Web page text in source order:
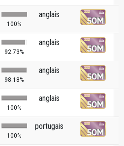
100%
anglais
92.73%
anglais
98.18%
anglais
100%
anglais
100%
portugais